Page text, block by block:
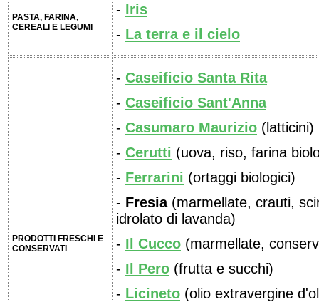
PASTA, FARINA,
CEREALI E LEGUMI
- Iris
- La terra e il cielo
PRODOTTI FRESCHI E
CONSERVATI
- Caseificio Santa Rita
- Caseificio Sant'Anna
- Casumaro Maurizio (latticini)
- Cerutti (uova, riso, farina
- Ferrarini (ortaggi biologici)
- Fresia(marmellate, crauti,
idrolato di lavanda)
- Il Cucco (marmellate,
- Il Pero (frutta e succhi)
- Licineto (olio extravergine